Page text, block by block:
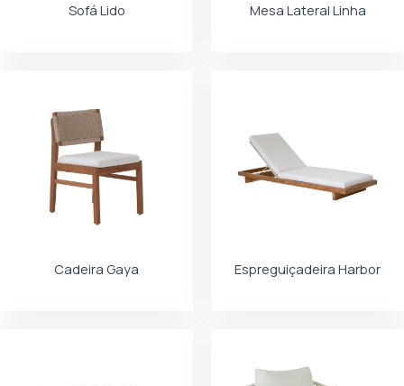
Sofá Lido Mesa Lateral Linha
Cadeira Gaya Espreguiçadeira Harbor